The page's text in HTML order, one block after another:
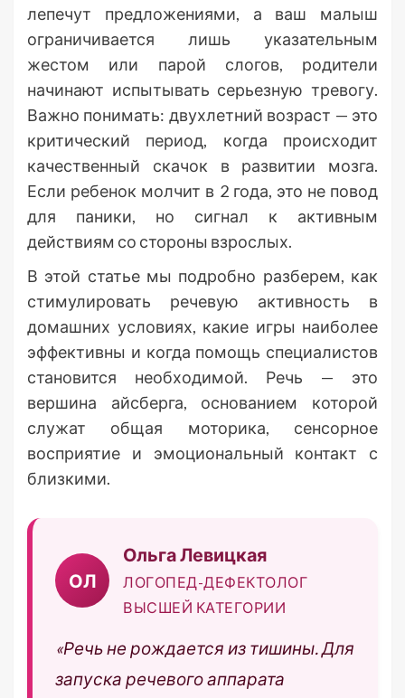
лепечут предложениями, а ваш малыш
ограничивается лишь указательным
жестом или парой слогов, родители
начинают испытывать серьезную тревогу.
Важно понимать: двухлетний возраст — это
критический период, когда происходит
качественный скачок в развитии мозга.
Если ребенок молчит в 2 года, это не повод
для паники, но сигнал к активным
действиям со стороны взрослых.
В этой статье мы подробно разберем, как
стимулировать речевую активность в
домашних условиях, какие игры наиболее
эффективны и когда помощь специалистов
становится необходимой. Речь — это
вершина айсберга, основанием которой
служат общая моторика, сенсорное
восприятие и эмоциональный контакт с
близкими.
ОЛ
Ольга Левицкая
ЛОГОПЕД-ДЕФЕКТОЛОГ
ВЫСШЕЙ КАТЕГОРИИ
«Речь не рождается из тишины. Для
запуска речевого аппарата